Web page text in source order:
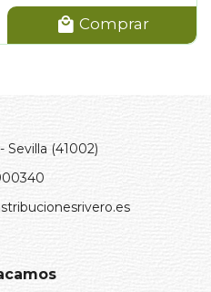
Comprar
Sevilla (41002)